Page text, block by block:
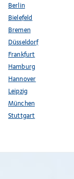
Berlin
Bielefeld
Bremen
Düsseldorf
Frankfurt
Hamburg
Hannover
Leipzig
München
Stuttgart